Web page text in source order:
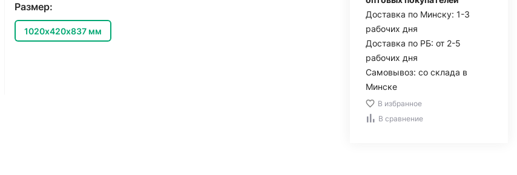
Размер:
1020х420х837 мм
Доставка по Минску: 1-3
рабочих дня
Доставка по РБ: от 2-5
рабочих дня
Самовывоз: со склада в
Минске
В избранное
В сравнение